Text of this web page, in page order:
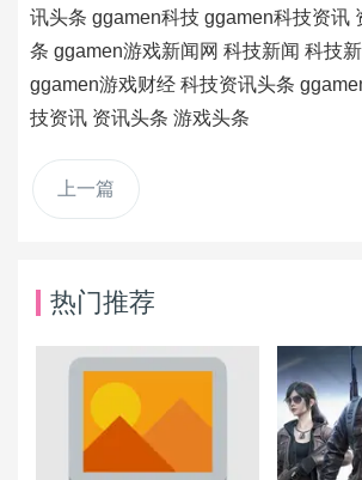
讯头条 ggamen科技 ggamen科技资讯
条 ggamen游戏新闻网 科技新闻 科技
ggamen游戏财经 科技资讯头条
技资讯 资讯头条 游戏头条
上一篇
热门推荐